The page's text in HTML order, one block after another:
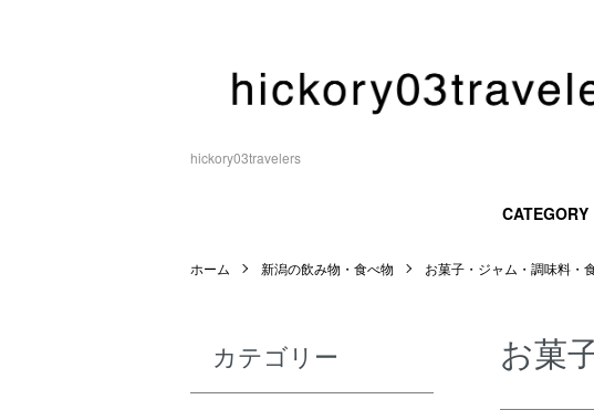
hickory03travelers
CATEGORY
ホーム 新潟の飲み物・食べ物 お菓子・ジャム・調味料・
お菓
カテゴリー